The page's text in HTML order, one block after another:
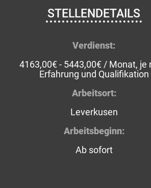
STELLENDETAILS
Verdienst:
4163,00€ - 5443,00€ / Monat, je
Erfahrung und Qualifikation
Arbeitsort:
Leverkusen
Arbeitsbeginn:
Ab sofort